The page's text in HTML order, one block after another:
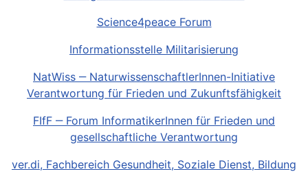
Science4peace Forum
Informationsstelle Militarisierung
NatWiss ‒ NaturwissenschaftlerInnen-Initiative
Verantwortung für Frieden und Zukunftsfähigkeit
FIfF ‒ Forum InformatikerInnen für Frieden und
gesellschaftliche Verantwortung
ver.di, Fachbereich Gesundheit, Soziale Dienst, Bildung